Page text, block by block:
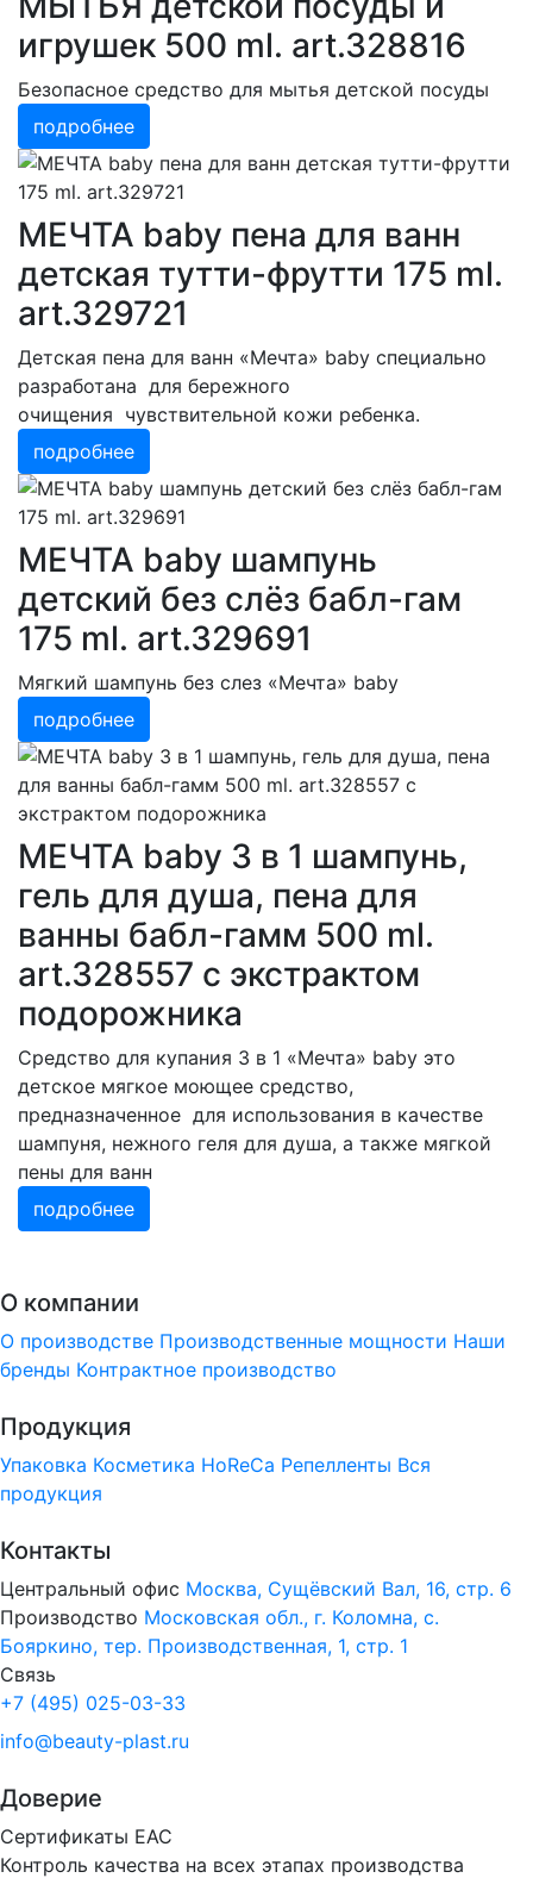
игрушек 500 ml. art.328816
Безопасное средство для мытья детской посуды
подробнее
МЕЧТА baby пена для ванн
детская тутти-фрутти 175 ml.
art.329721
Детская пена для ванн «Мечта» baby специально
разработана для бережного
очищения чувствительной кожи ребенка.
подробнее
МЕЧТА baby шампунь
детский без слёз бабл-гам
175 ml. art.329691
Мягкий шампунь без слез «Мечта» baby
подробнее
МЕЧТА baby 3 в 1 шампунь,
гель для душа, пена для
ванны бабл-гамм 500 ml.
art.328557 с экстрактом
подорожника
Средство для купания 3 в 1 «Мечта» baby это
детское мягкое моющее средство,
предназначенное для использования в качестве
шампуня, нежного геля для душа, а также мягкой
пены для ванн
подробнее
О компании
О производстве Производственные мощности Наши
бренды Контрактное производство
Продукция
Упаковка Косметика HoReCa Репелленты Вся
продукция
Контакты
Центральный офис Москва, Сущёвский Вал, 16, стр. 6
Производство Московская обл., г. Коломна, с.
Бояркино, тер. Производственная, 1, стр. 1
Связь
+7 (495) 025-03-33
info@beauty-plast.ru
Доверие
Сертификаты ЕАС
Контроль качества на всех этапах производства